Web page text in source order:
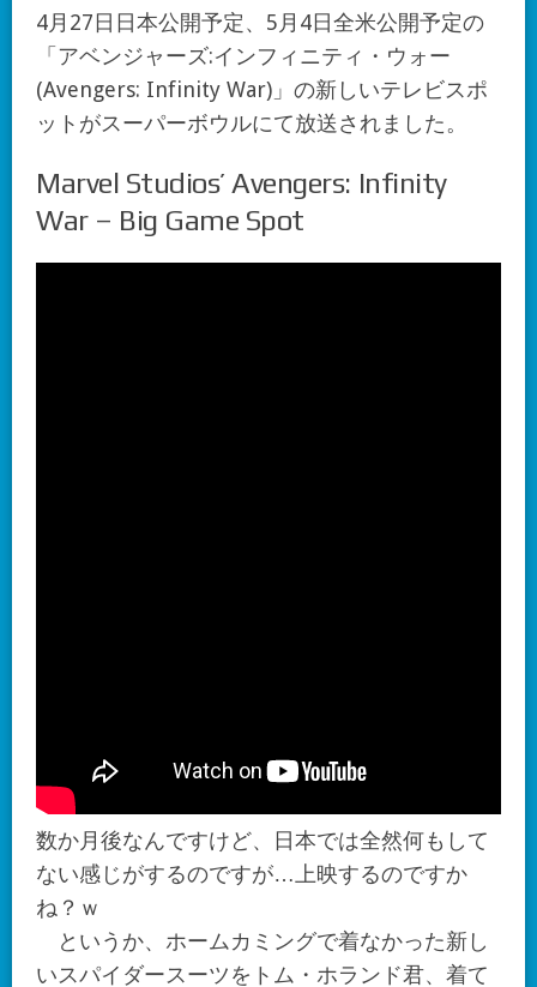
4月27日日本公開予定、5月4日全米公開予定の
「アベンジャーズ:インフィニティ・ウォー
(Avengers: Infinity War)」の新しいテレビスポ
ットがスーパーボウルにて放送されました。
Marvel Studios’ Avengers: Infinity
War – Big Game Spot
数か月後なんですけど、日本では全然何もして
ない感じがするのですが…上映するのですか
ね？ｗ
というか、ホームカミングで着なかった新し
いスパイダースーツをトム・ホランド君、着て